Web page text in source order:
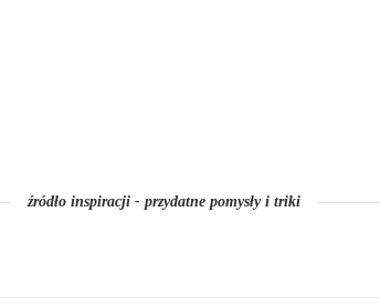
źródło inspiracji - przydatne pomysły i triki